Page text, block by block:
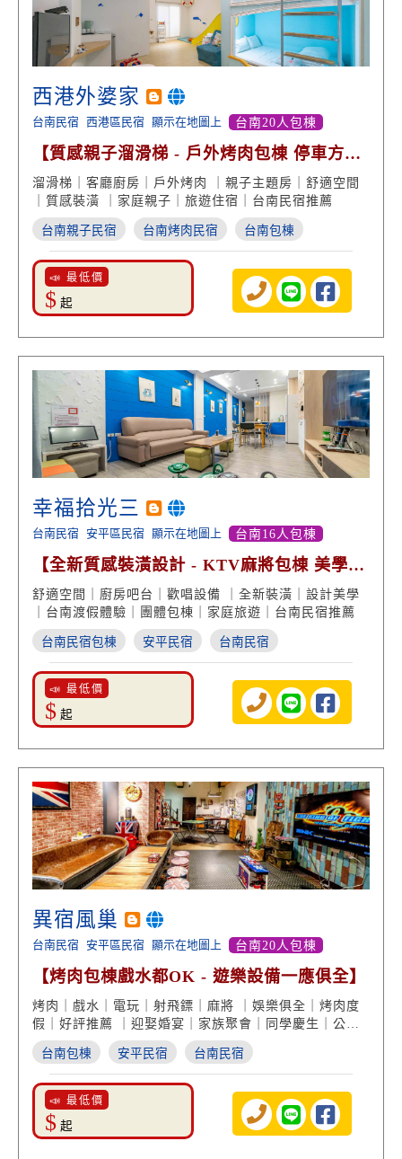
西港外婆家
台南民宿 西港區民宿 顯示在地圖上 台南20人包棟
【質感親子溜滑梯 - 戶外烤肉包棟 停車方
便】
溜滑梯｜客廳廚房｜戶外烤肉 ｜親子主題房｜舒適空間
｜質感裝潢 ｜家庭親子｜旅遊住宿｜台南民宿推薦
台南親子民宿 台南烤肉民宿 台南包棟
📣 最低價
$ 起
幸福拾光三
台南民宿 安平區民宿 顯示在地圖上 台南16人包棟
【全新質感裝潢設計 - KTV麻將包棟 美學住
宿體驗】
舒適空間｜廚房吧台｜歡唱設備 ｜全新裝潢｜設計美學
｜台南渡假體驗｜團體包棟｜家庭旅遊｜台南民宿推薦
台南民宿包棟 安平民宿 台南民宿
📣 最低價
$ 起
異宿風巢
台南民宿 安平區民宿 顯示在地圖上 台南20人包棟
【烤肉包棟戲水都OK - 遊樂設備一應俱全】
烤肉｜戲水｜電玩｜射飛鏢｜麻將 ｜娛樂俱全｜烤肉度
假｜好評推薦 ｜迎娶婚宴｜家族聚會｜同學慶生｜公司
旅遊
台南包棟 安平民宿 台南民宿
📣 最低價
$ 起